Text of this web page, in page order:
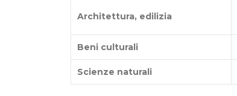
Architettura, edilizia
Beni culturali
Scienze naturali